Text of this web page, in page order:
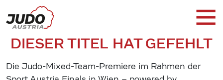
DIESER TITEL HAT GEFEHLT
Die Judo-Mixed-Team-Premiere im Rahmen der